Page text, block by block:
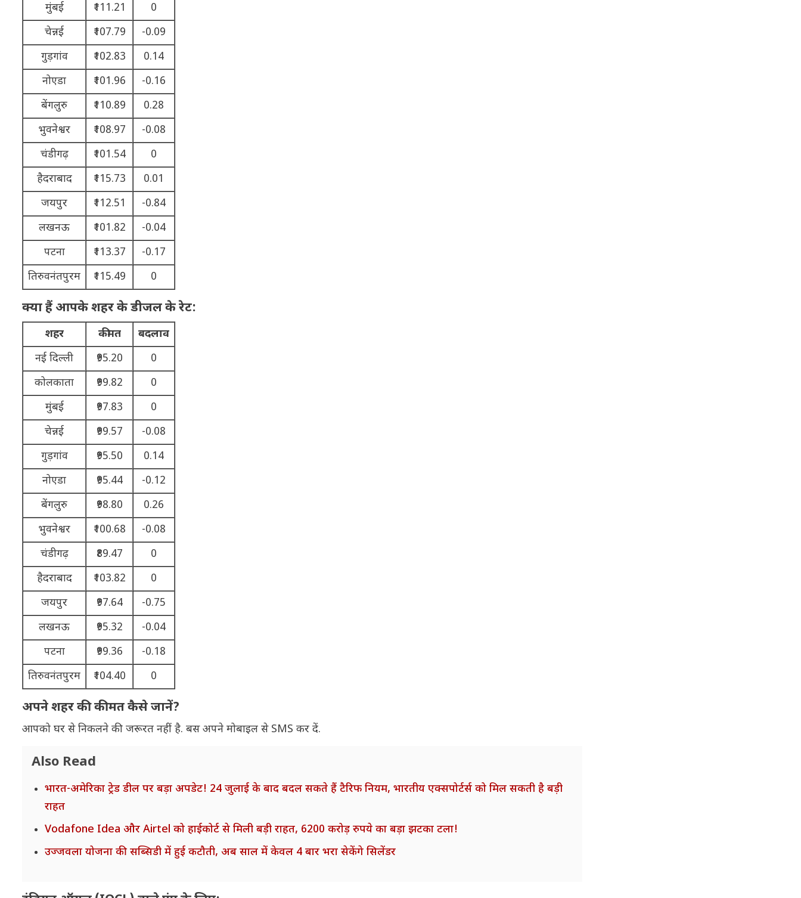
मुंबई
₹111.21
0
चेन्नई
₹107.79
-0.09
गुड़गांव
₹102.83
0.14
नोएडा
₹101.96
-0.16
बेंगलुरु
₹110.89
0.28
भुवनेश्वर
₹108.97
-0.08
चंडीगढ़
₹101.54
0
हैदराबाद
₹115.73
0.01
जयपुर
₹112.51
-0.84
लखनऊ
₹101.82
-0.04
पटना
₹113.37
-0.17
तिरुवनंतपुरम
₹115.49 0
क्या हैं आपके शहर के डीजल के रेट:
शहर कीमत
बदलाव
नई दिल्ली
₹95.20
0
कोलकाता
₹99.82
0
मुंबई
₹97.83
0
चेन्नई
₹99.57
-0.08
गुड़गांव
₹95.50
0.14
नोएडा
₹95.44
-0.12
बेंगलुरु
₹98.80
0.26
भुवनेश्वर
₹100.68
-0.08
चंडीगढ़
₹89.47
0
हैदराबाद
₹103.82
0
जयपुर
₹97.64
-0.75
लखनऊ
₹95.32
-0.04
पटना
₹99.36
-0.18
तिरुवनंतपुरम
₹104.40 0
अपने शहर की कीमत कैसे जानें?
आपको घर से निकलने की जरूरत नहीं है. बस अपने मोबाइल से SMS कर दें.
Also Read
भारत-अमेरिका ट्रेड डील पर बड़ा अपडेट! 24 जुलाई के बाद बदल सकते हैं टैरिफ नियम, भारतीय एक्सपोर्टर्स को मिल सकती है बड़ी
राहत
Vodafone Idea और Airtel को हाईकोर्ट से मिली बड़ी राहत, 6200 करोड़ रुपये का बड़ा झटका टला!
उज्जवला योजना की सब्सिडी में हुई कटौती, अब साल में केवल 4 बार भरा सेकेंगे सिलेंडर